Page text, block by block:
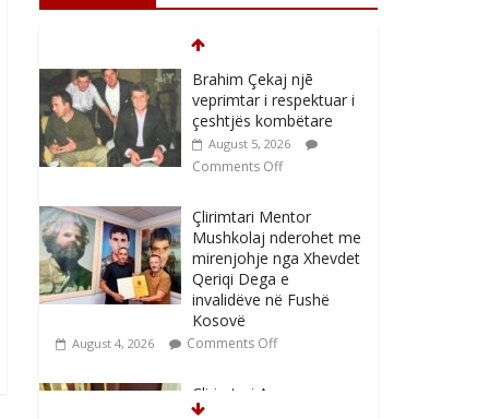
Brahim Çekaj njē
veprimtar i respektuar i
çeshtjës kombëtare
August 5, 2026
Comments Off
Çlirimtari Mentor
Mushkolaj nderohet me
mirenjohje nga Xhevdet
Qeriqi Dega e
invalidëve në Fushë
Kosovë
August 4, 2026 Comments Off
Çlirimtari Agron
Gërvalla me takime